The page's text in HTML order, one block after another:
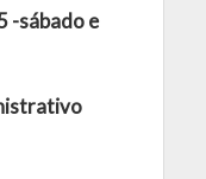
-sábado e